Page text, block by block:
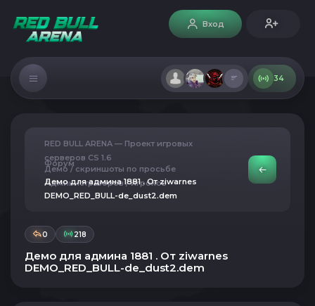
Вход
34
RED BULL ARENA — Проект игровых
серверов CS 1.6
Форум
Демо / скриншоты по просьбе
Администраторов / игроков
Демо для админа 1881 . От ziwarnes
DEMO_RED_BULL-de_dust2.dem
0 218
Демо для админа 1881 . От ziwarnes
DEMO_RED_BULL-de_dust2.dem